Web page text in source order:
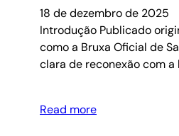
18 de dezembro de 2025
Introdução Publicado
como a Bruxa Oficial de
clara de reconexão com
Read more